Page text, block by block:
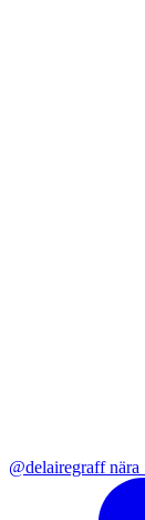
@delairegraff